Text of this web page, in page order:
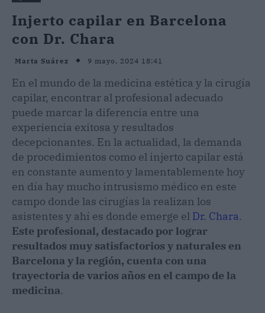
Injerto capilar en Barcelona
con Dr. Chara
Marta Suárez 9 mayo, 2024 18:41
En el mundo de la medicina estética y la cirugía
capilar, encontrar al profesional adecuado
puede marcar la diferencia entre una
experiencia exitosa y resultados
decepcionantes. En la actualidad, la demanda
de procedimientos como el injerto capilar está
en constante aumento y lamentablemente hoy
en día hay mucho intrusismo médico en este
campo donde las cirugías la realizan los
asistentes y ahí es donde emerge el Dr. Chara.
Este profesional, destacado por lograr
resultados muy satisfactorios y naturales en
Barcelona y la región, cuenta con una
trayectoria de varios años en el campo de la
medicina.